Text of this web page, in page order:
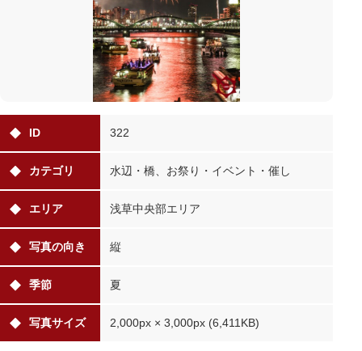
ID 322
カテゴリ 水辺・橋、お祭り・イベント・催し
エリア 浅草中央部エリア
写真の向き 縦
季節 夏
写真サイズ 2,000px × 3,000px (6,411KB)